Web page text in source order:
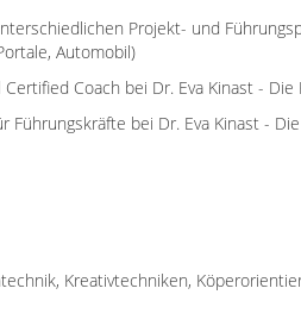
Projekt- und
Automobil)
Coach bei Dr. Eva Kinast -
Führungskräfte bei Dr. Eva Kinast -
Kreativtechniken,